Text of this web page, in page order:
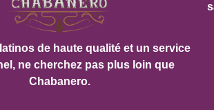
de haute qualité et un service
ne cherchez pas plus loin que
Chabanero.